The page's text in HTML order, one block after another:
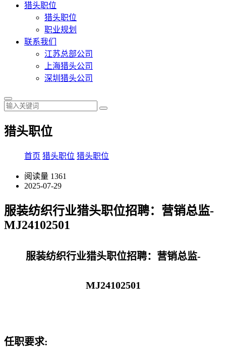
猎头职位
猎头职位
职业规划
联系我们
江苏总部公司
上海猎头公司
深圳猎头公司
猎头职位
首页 猎头职位 猎头职位
阅读量 1361
2025-07-29
服装纺织行业猎头职位招聘：营销总监-
MJ24102501
服装纺织行业猎头职位招聘：营销总监-
MJ24102501
任职要求: